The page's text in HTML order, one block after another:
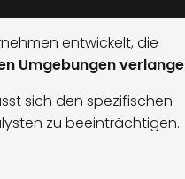
entwickelt, die
Umgebungen
sich den spezifischen
zu beeinträchtigen.